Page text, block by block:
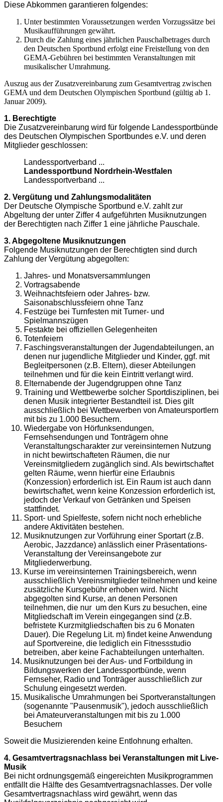
Diese Abkommen garantieren folgendes:
Unter bestimmten Voraussetzungen werden Vorzugssätze bei
Musikaufführungen gewährt.
Durch die Zahlung eines jährlichen Pauschalbetrages durch
den Deutschen Sportbund erfolgt eine Freistellung von den
GEMA-Gebühren bei bestimmten Veranstaltungen mit
musikalischer Umrahmung.
Auszug aus der Zusatzvereinbarung zum Gesamtvertrag zwischen
GEMA und dem Deutschen Olympischen Sportbund (gültig ab 1.
Januar 2009).
1. Berechtigte
Die Zusatzvereinbarung wird für folgende Landessportbünde
des Deutschen Olympischen Sportbundes e.V. und deren
Mitglieder geschlossen:
Landessportverband ...
Landessportbund Nordrhein-Westfalen
Landessportverband ...
2. Vergütung und Zahlungsmodalitäten
Der Deutsche Olympische Sportbund e.V. zahlt zur
Abgeltung der unter Ziffer 4 aufgeführten Musiknutzungen
der Berechtigten nach Ziffer 1 eine jährliche Pauschale.
3. Abgegoltene Musiknutzungen
Folgende Musiknutzungen der Berechtigten sind durch
Zahlung der Vergütung abgegolten:
Jahres- und Monatsversammlungen
Vortragsabende
Weihnachtsfeiern oder Jahres- bzw.
Saisonabschlussfeiern ohne Tanz
Festzüge bei Turnfesten mit Turner- und
Spielmannszügen
Festakte bei offiziellen Gelegenheiten
Totenfeiern
Faschingsveranstaltungen der Jugendabteilungen, an
denen nur jugendliche Mitglieder und Kinder, ggf. mit
Begleitpersonen (z.B. Eltern), dieser Abteilungen
teilnehmen und für die kein Eintritt verlangt wird.
Elternabende der Jugendgruppen ohne Tanz
Training und Wettbewerbe solcher Sportdisziplinen, bei
denen Musik integrierter Bestandteil ist. Dies gilt
ausschließlich bei Wettbewerben von Amateursportlern
mit bis zu 1.000 Besuchern.
Wiedergabe von Hörfunksendungen,
Fernsehsendungen und Tonträgern ohne
Veranstaltungscharakter zur vereinsinternen Nutzung
in nicht bewirtschafteten Räumen, die nur
Vereinsmitgliedern zugänglich sind. Als bewirtschaftet
gelten Räume, wenn hierfür eine Erlaubnis
(Konzession) erforderlich ist. Ein Raum ist auch dann
bewirtschaftet, wenn keine Konzession erforderlich ist,
jedoch der Verkauf von Getränken und Speisen
stattfindet.
Sport- und Spielfeste, sofern nicht noch erhebliche
andere Aktivitäten bestehen.
Musiknutzungen zur Vorführung einer Sportart (z.B.
Aerobic, Jazzdance) anlässlich einer Präsentations-
Veranstaltung der Vereinsangebote zur
Mitgliederwerbung.
Kurse im vereinsinternen Trainingsbereich, wenn
ausschließlich Vereinsmitglieder teilnehmen und keine
zusätzliche Kursgebühr erhoben wird. Nicht
abgegolten sind Kurse, an denen Personen
teilnehmen, die nur um den Kurs zu besuchen, eine
Mitgliedschaft im Verein eingegangen sind (z.B.
befristete Kurzmitgliedschaften bis zu 6 Monaten
Dauer). Die Regelung Lit. m) findet keine Anwendung
auf Sportvereine, die lediglich ein Fitnessstudio
betreiben, aber keine Fachabteilungen unterhalten.
Musiknutzungen bei der Aus- und Fortbildung in
Bildungswerken der Landessportbünde, wenn
Fernseher, Radio und Tonträger ausschließlich zur
Schulung eingesetzt werden.
Musikalische Umrahmungen bei Sportveranstaltungen
(sogenannte "Pausenmusik"), jedoch ausschließlich
bei Amateurveranstaltungen mit bis zu 1.000
Besuchern
Soweit die Musizierenden keine Entlohnung erhalten.
4. Gesamtvertragsnachlass bei Veranstaltungen mit Live-
Musik
Bei nicht ordnungsgemäß eingereichten Musikprogrammen
entfällt die Hälfte des Gesamtvertragsnachlasses. Der volle
Gesamtvertragsnachlass wird gewährt, wenn das